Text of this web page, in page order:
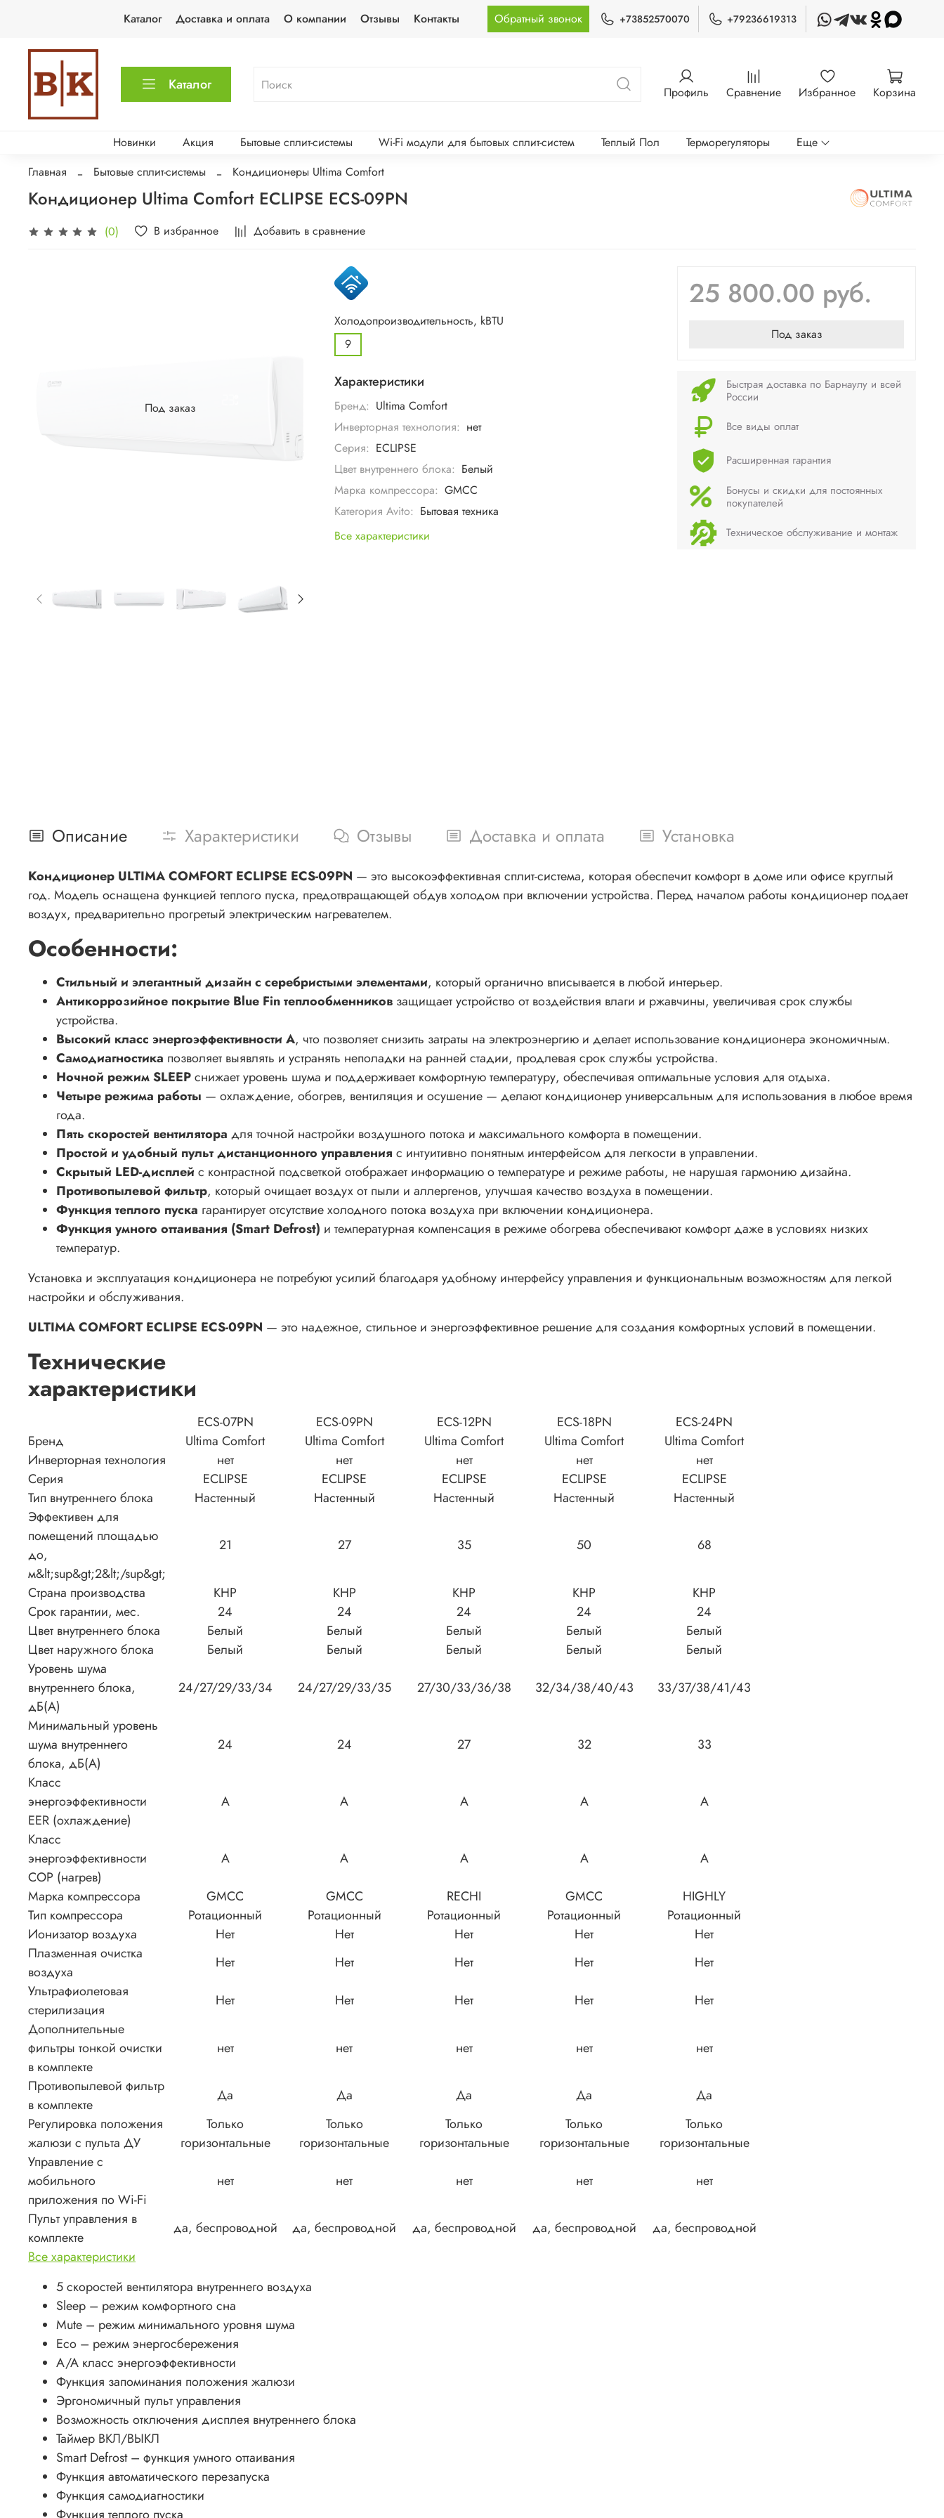
Каталог Доставка и оплата О компании Отзывы Контакты Обратный звонок +73852570070 +79236619313
Каталог Профиль Сравнение Избранное Корзина
Новинки Акция Бытовые сплит-системы Wi-Fi модули для бытовых сплит-систем Теплый Пол Терморегуляторы
Еще
Главная
Бытовые сплит-системы Кондиционеры Ultima Comfort
Кондиционер Ultima Comfort ECLIPSE ECS-09PN
(0) В избранное Добавить в сравнение
Под заказ
Холодопроизводительность, kBTU
9
Характеристики
Бренд: Ultima Comfort
Инверторная технология: нет
Серия: ECLIPSE
Цвет внутреннего блока: Белый
Марка компрессора: GMCC
Категория Avito: Бытовая техника
Все характеристики
25 800.00 руб.
Под заказ
Быстрая доставка по Барнаулу и всей
России
Все виды оплат
Расширенная гарантия
Бонусы и скидки для постоянных
покупателей
Техническое обслуживание и монтаж
Описание Характеристики Отзывы Доставка и оплата Установка
Кондиционер ULTIMA COMFORT ECLIPSE ECS-09PN — это высокоэффективная сплит-система, которая обеспечит комфорт в доме или офисе круглый
год. Модель оснащена функцией теплого пуска, предотвращающей обдув холодом при включении устройства. Перед началом работы кондиционер подает
воздух, предварительно прогретый электрическим нагревателем.
Особенности:
Стильный и элегантный дизайн с серебристыми элементами, который органично вписывается в любой интерьер.
Антикоррозийное покрытие Blue Fin теплообменников защищает устройство от воздействия влаги и ржавчины, увеличивая срок службы
устройства.
Высокий класс энергоэффективности A, что позволяет снизить затраты на электроэнергию и делает использование кондиционера экономичным.
Самодиагностика позволяет выявлять и устранять неполадки на ранней стадии, продлевая срок службы устройства.
Ночной режим SLEEPснижает уровень шума и поддерживает комфортную температуру, обеспечивая оптимальные условия для отдыха.
Четыре режима работы — охлаждение, обогрев, вентиляция и осушение — делают кондиционер универсальным для использования в любое время
года.
Пять скоростей вентилятора для точной настройки воздушного потока и максимального комфорта в помещении.
Простой и удобный пульт дистанционного управления с интуитивно понятным интерфейсом для легкости в управлении.
Скрытый LED-дисплей с контрастной подсветкой отображает информацию о температуре и режиме работы, не нарушая гармонию дизайна.
Противопылевой фильтр, который очищает воздух от пыли и аллергенов, улучшая качество воздуха в помещении.
Функция теплого пуска гарантирует отсутствие холодного потока воздуха при включении кондиционера.
Функция умного оттаивания (Smart Defrost) и температурная компенсация в режиме обогрева обеспечивают комфорт даже в условиях низких
температур.
Установка и эксплуатация кондиционера не потребуют усилий благодаря удобному интерфейсу управления и функциональным возможностям для легкой
настройки и обслуживания.
ULTIMA COMFORT ECLIPSE ECS-09PN — это надежное, стильное и энергоэффективное решение для создания комфортных условий в помещении.
Технические
характеристики
ECS-07PN ECS-09PN ECS-12PN ECS-18PN
ECS-24PN
Бренд
Ultima Comfort Ultima Comfort Ultima Comfort Ultima Comfort
Ultima Comfort
Инверторная технология
нет нет нет нет
нет
Серия
ECLIPSE ECLIPSE ECLIPSE ECLIPSE
ECLIPSE
Тип внутреннего блока
Настенный Настенный Настенный Настенный
Настенный
Эффективен для
помещений площадью
до,
м&lt;sup&gt;2&lt;/sup&gt;
21 27 35 50 68
Страна производства КНР КНР КНР КНР
КНР
Срок гарантии, мес.
24 24 24 24
24
Цвет внутреннего блока
Белый Белый Белый Белый
Белый
Цвет наружного блока
Белый Белый Белый Белый
Белый
Уровень шума
внутреннего блока,
дБ(А)
24/27/29/33/34 24/27/29/33/35 27/30/33/36/38 32/34/38/40/43 33/37/38/41/43
Минимальный уровень
шума внутреннего
блока, дБ(А)
24 24 27 32 33
Класс
энергоэффективности
EER (охлаждение)
A A A A A
Класс
энергоэффективности
COP (нагрев)
A A A A A
Марка компрессора GMCC GMCC RECHI GMCC
HIGHLY
Тип компрессора
Ротационный Ротационный Ротационный Ротационный
Ротационный
Ионизатор воздуха
Нет Нет Нет Нет
Нет
Плазменная очистка
воздуха
Нет Нет Нет Нет
Нет
Ультрафиолетовая
стерилизация
Нет Нет Нет Нет
Нет
Дополнительные
фильтры тонкой очистки
в комплекте
нет нет нет нет нет
Противопылевой фильтр
в комплекте
Да Да Да Да
Да
Регулировка положения
жалюзи с пульта ДУ
Только
горизонтальные
Только
горизонтальные
Только
горизонтальные
Только
горизонтальные
Только
горизонтальные
Управление c
мобильного
приложения по Wi-Fi
нет нет нет нет нет
Пульт управления в
комплекте
да, беспроводной да, беспроводной да, беспроводной да, беспроводной
да, беспроводной
Все характеристики
5 скоростей вентилятора внутреннего воздуха
Sleep – режим комфортного сна
Mute – режим минимального уровня шума
Eco – режим энергосбережения
A/A класс энергоэффективности
Функция запоминания положения жалюзи
Эргономичный пульт управления
Возможность отключения дисплея внутреннего блока
Таймер ВКЛ/ВЫКЛ
Smart Defrost – функция умного оттаивания
Функция автоматического перезапуска
Функция самодиагностики